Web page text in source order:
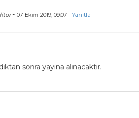
-07 Ekim 2019, 09:07 -Yanıtla
sonra yayına alınacaktır.